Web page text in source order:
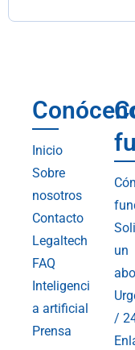
Inicio
Sobre
nosotros
Contacto
Legaltech
FAQ
Inteligenci
a artificial
Prensa
un
/